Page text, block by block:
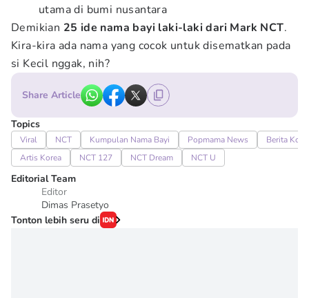
utama di bumi nusantara
Demikian 25 ide nama bayi laki-laki dari Mark NCT.
Kira-kira ada nama yang cocok untuk disematkan pada
si Kecil nggak, nih?
Share Article
Topics
Viral NCT Kumpulan Nama Bayi Popmama News
Berita
Artis Korea
NCT 127 NCT Dream NCT U
Editorial Team
Editor
Dimas Prasetyo
Tonton lebih seru di